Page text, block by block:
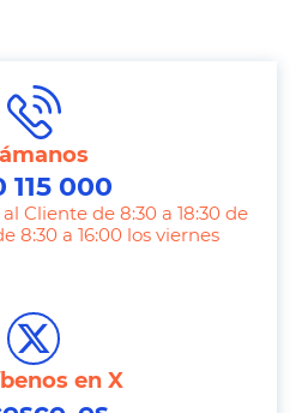
115 000
Cliente de 8:30 a 18:30 de
8:30 a 16:00 los viernes
en X